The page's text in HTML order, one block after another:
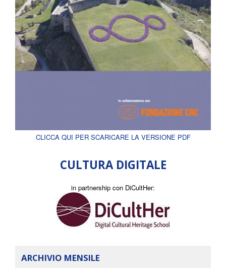
CLICCA QUI PER SCARICARE LA VERSIONE PDF
CULTURA DIGITALE
in partnership con DiCultHer:
ARCHIVIO MENSILE